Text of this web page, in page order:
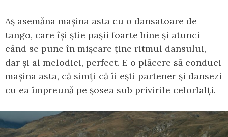
Aș asemăna mașina asta cu o dansatoare de
tango, care își știe pașii foarte bine și atunci
când se pune în mișcare ține ritmul dansului,
dar și al melodiei, perfect. E o plăcere să conduci
mașina asta, că simți că îi ești partener și dansezi
cu ea împreună pe șosea sub privirile celorlalți.